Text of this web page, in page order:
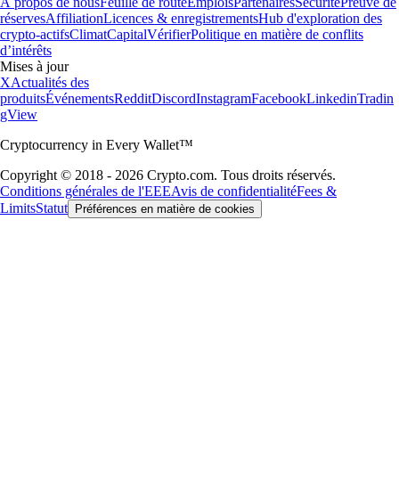
réservesAffiliationLicences & enregistrementsHub d'exploration des
crypto-actifsClimatCapitalVérifierPolitique en matière de conflits
d’intérêts
Mises à jour
XActualités des
produitsÉvénementsRedditDiscordInstagramFacebookLinkedinTradin
gView
Cryptocurrency in Every Wallet™
Copyright © 2018 - 2026 Crypto.com. Tous droits réservés.
Conditions générales de l'EEEAvis de confidentialitéFees &
LimitsStatut Préférences en matière de cookies